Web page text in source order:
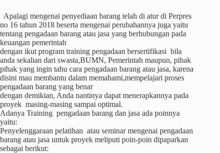
Apalagi mengenai penyediaan barang telah di atur di Perpres
no 16 tahun 2018 beserta mengenai perubahannya juga yaitu
tentang pengadaan barang atau jasa yang berhubungan pada
keuangan pemerintah
dengan ikut program training pengadaan bersertifikasi bila
anda sekalian dari swasta,BUMN, Pemerintah maupun, pihak
pihak yang ingin tahu cara pengadaan barang atau jasa, karena
disini mau membantu dalam memahami,mempelajari proses
pengadaan barang yang benar
dengan demikian, Anda nantinya dapat menerapkannya pada
proyek masing-masing sampai optimal.
Adanya Training pengadaan barang dan jasa ada poinnya
yaitu:
Penyelenggaraan pelatihan atau seminar mengenai pengadaan
barang atau jasa untuk proyek meliputi poin-poin dipaparkan
sebagai berikut: